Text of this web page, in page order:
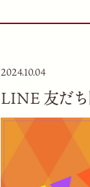
2024.10.04
LINE 友だ